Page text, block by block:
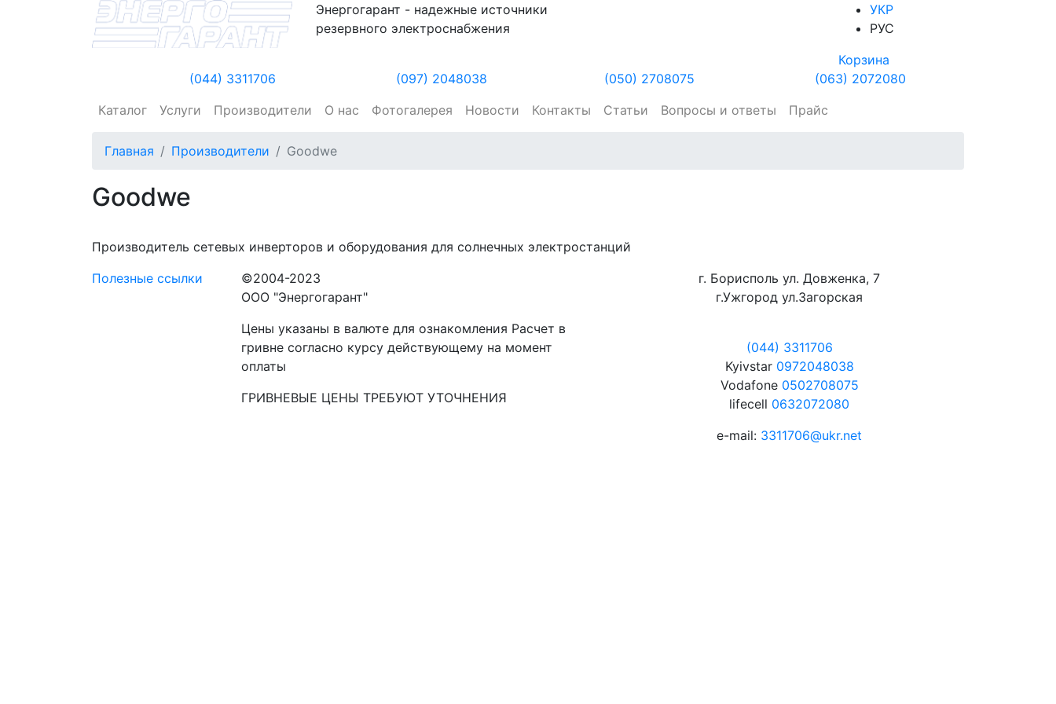
Энергогарант - надежные источники
резервного электроснабжения
УКР
РУС
Корзина
(044) 3311706
(097) 2048038 (050) 2708075
(063) 2072080
Каталог
Услуги Производители О нас Фотогалерея Новости Контакты Статьи Вопросы и ответы Прайс
Главная Производители Goodwe
Goodwe
Производитель сетевых инверторов и оборудования для солнечных электростанций
Полезные ссылки
©2004-2023
ООО "Энергогарант"
Цены указаны в валюте для ознакомления Расчет в
гривне согласно курсу действующему на момент
оплаты
ГРИВНЕВЫЕ ЦЕНЫ ТРЕБУЮТ УТОЧНЕНИЯ
г. Борисполь ул. Довженка, 7
г.Ужгород ул.Загорская
(044) 3311706
Kyivstar 0972048038
Vodafone 0502708075
lifecell 0632072080
e-mail: 3311706@ukr.net